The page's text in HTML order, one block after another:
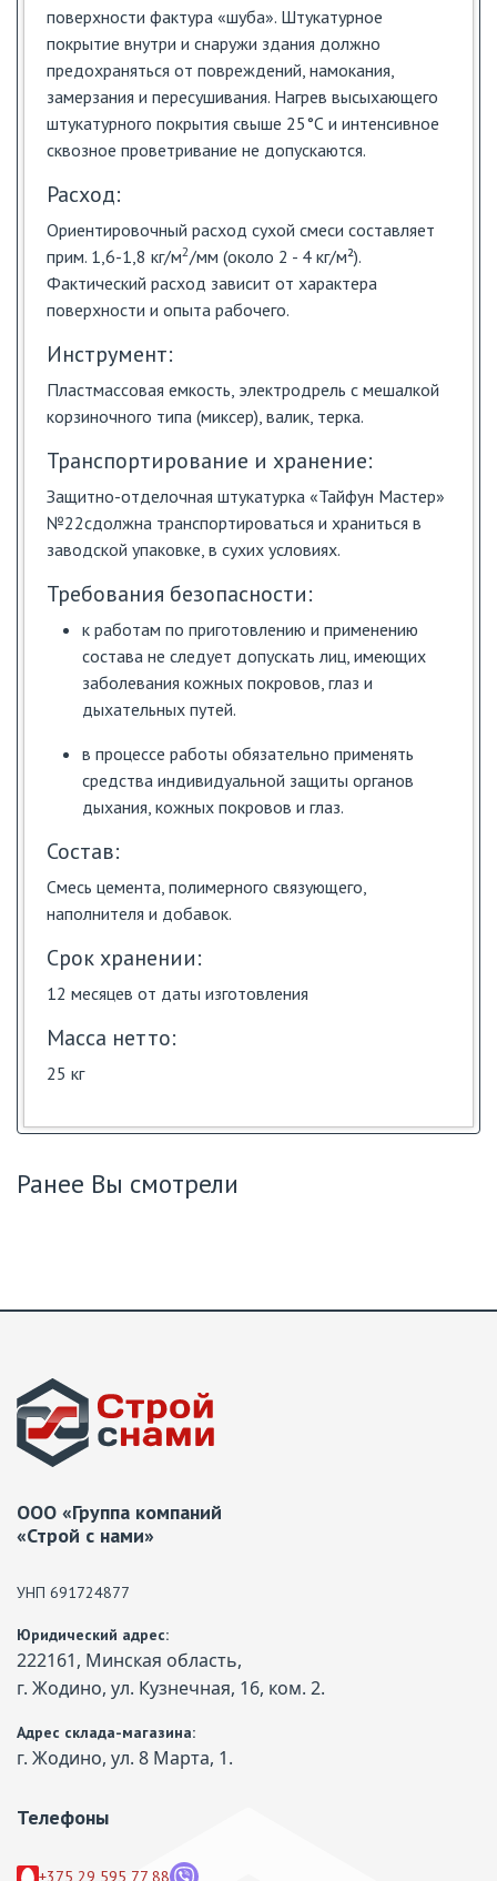
поверхности фактура «шуба». Штукатурное
покрытие внутри и снаружи здания должно
предохраняться от повреждений, намокания,
замерзания и пересушивания. Нагрев высыхающего
штукатурного покрытия свыше 25°С и интенсивное
сквозное проветривание не допускаются.
Расход:
Ориентировочный расход сухой смеси составляет
прим. 1,6-1,8 кг/м2/мм (около 2 - 4 кг/м²).
Фактический расход зависит от характера
поверхности и опыта рабочего.
Инструмент:
Пластмассовая емкость, электродрель с мешалкой
корзиночного типа (миксер), валик, терка.
Транспортирование и хранение:
Защитно-отделочная штукатурка «Тайфун Мастер»
№22сдолжна транспортироваться и храниться в
заводской упаковке, в сухих условиях.
Требования безопасности:
к работам по приготовлению и применению
состава не следует допускать лиц, имеющих
заболевания кожных покровов, глаз и
дыхательных путей.
в процессе работы обязательно применять
средства индивидуальной защиты органов
дыхания, кожных покровов и глаз.
Состав:
Смесь цемента, полимерного связующего,
наполнителя и добавок.
Срок хранении:
12 месяцев от даты изготовления
Масса нетто:
25 кг
Ранее Вы смотрели
ООО «Группа компаний
«Строй с нами»
УНП 691724877
Юридический адрес:
222161, Минская область,
г. Жодино, ул. Кузнечная, 16, ком. 2.
Адрес склада-магазина:
г. Жодино, ул. 8 Марта, 1.
Телефоны
+375 29 595 77 88